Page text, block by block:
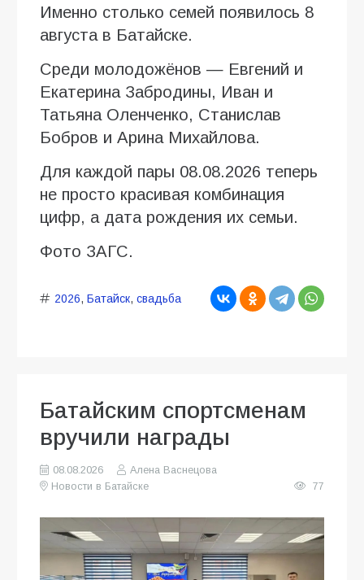
Именно столько семей появилось 8
августа в Батайске.
Среди молодожёнов — Евгений и
Екатерина Забродины, Иван и
Татьяна Оленченко, Станислав
Бобров и Арина Михайлова.
Для каждой пары 08.08.2026 теперь
не просто красивая комбинация
цифр, а дата рождения их семьи.
Фото ЗАГС.
2026, Батайск, свадьба
Батайским спортсменам
вручили награды
08.08.2026
Алена Васнецова
Новости в Батайске
77